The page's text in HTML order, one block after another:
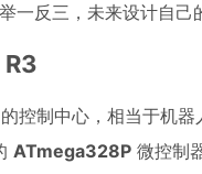
一反三，未来设计自己
控制中心，相当于机器
ATmega328P 微控制